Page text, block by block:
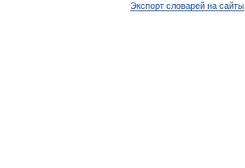
Экспорт словарей на сайты